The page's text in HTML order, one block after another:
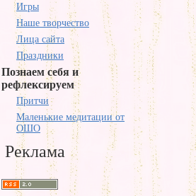
Игры
Наше творчество
Лица сайта
Праздники
Познаем себя и
рефлексируем
Притчи
Маленькие медитации от
ОШО
Реклама